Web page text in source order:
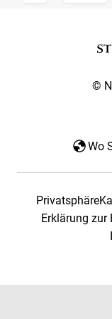
©
Wo
Privatsphäre
Erklärung zur